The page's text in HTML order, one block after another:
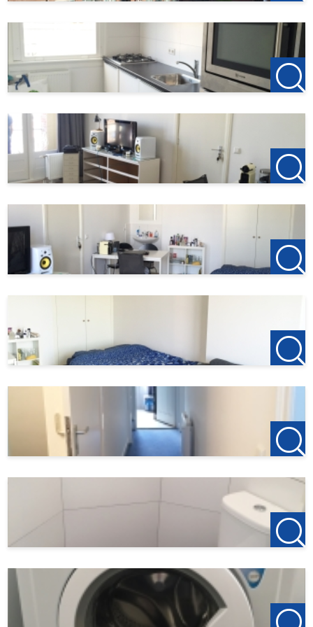
- geschikt voor young proffesional, 1 persoon maximaal,;
- huisdieren en roken niet toegestaan;
Te huur per 01-09-2023 voor 24 maanden, met
verlenging voor onbepaalde tijd
Huurprijs: €595,- exclusief per maand.
voorschot €100,- p.m
Borg: € 1390,-
123Wonen Rotterdam treedt bij deze woonruimte op als
verhuurmakelaar voor de eigenaar. Voor dit object zijn dus
geen bemiddelingskosten van toepassing. Als u na de
bezichtiging wilt gaan huren is de aanbetaling op de eerste
Vindt u dit aanbod op een andere website? Kijk op onze